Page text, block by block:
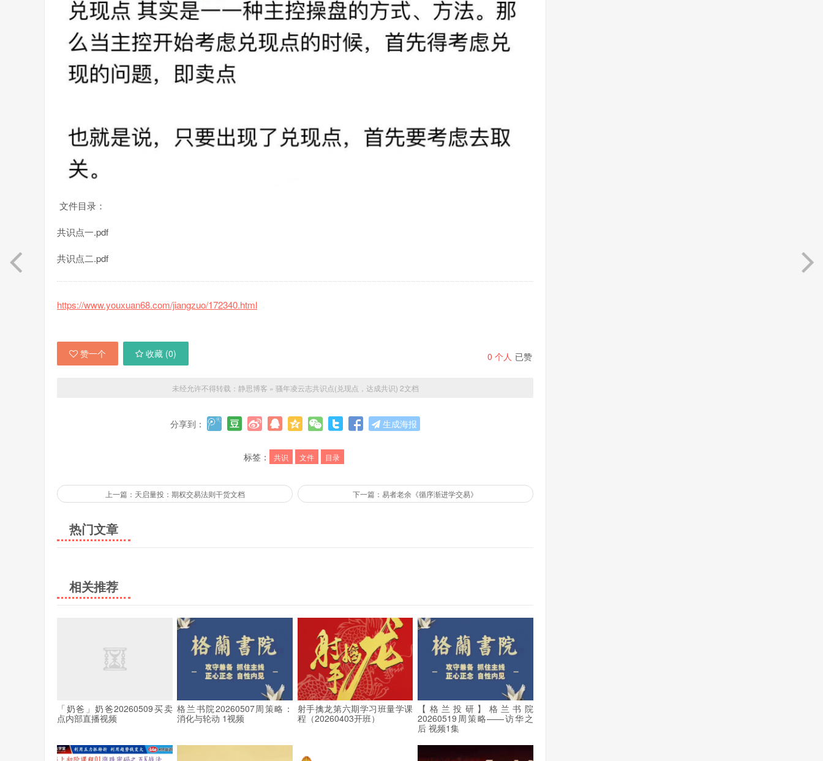
文件目录：
共识点一.pdf
共识点二.pdf
https://www.youxuan68.com/jiangzuo/172340.html
0 个人 已赞
赞一个 收藏 (0)
未经允许不得转载： 静思博客 » 骚年凌云志共识点(兑现点，达成共识) 2文档
分享到： 生成海报
标签： 共识 文件 目录
上一篇：天启量投：期权交易法则干货文档 下一篇：易者老余《循序渐进学交易》
热门文章
相关推荐
「奶爸」奶爸20260509买卖
点内部直播视频
格兰书院20260507周策略：
消化与轮动 1视频
射手擒龙第六期学习班量学课
程（20260403开班）
【格兰投研】格兰书院
20260519周策略——访华之
后 视频1集